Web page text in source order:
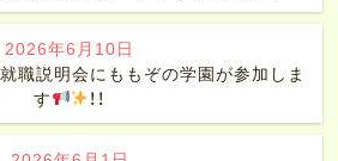
2026年6月10日
職説明会にももぞの学園が参加しま
す
！！